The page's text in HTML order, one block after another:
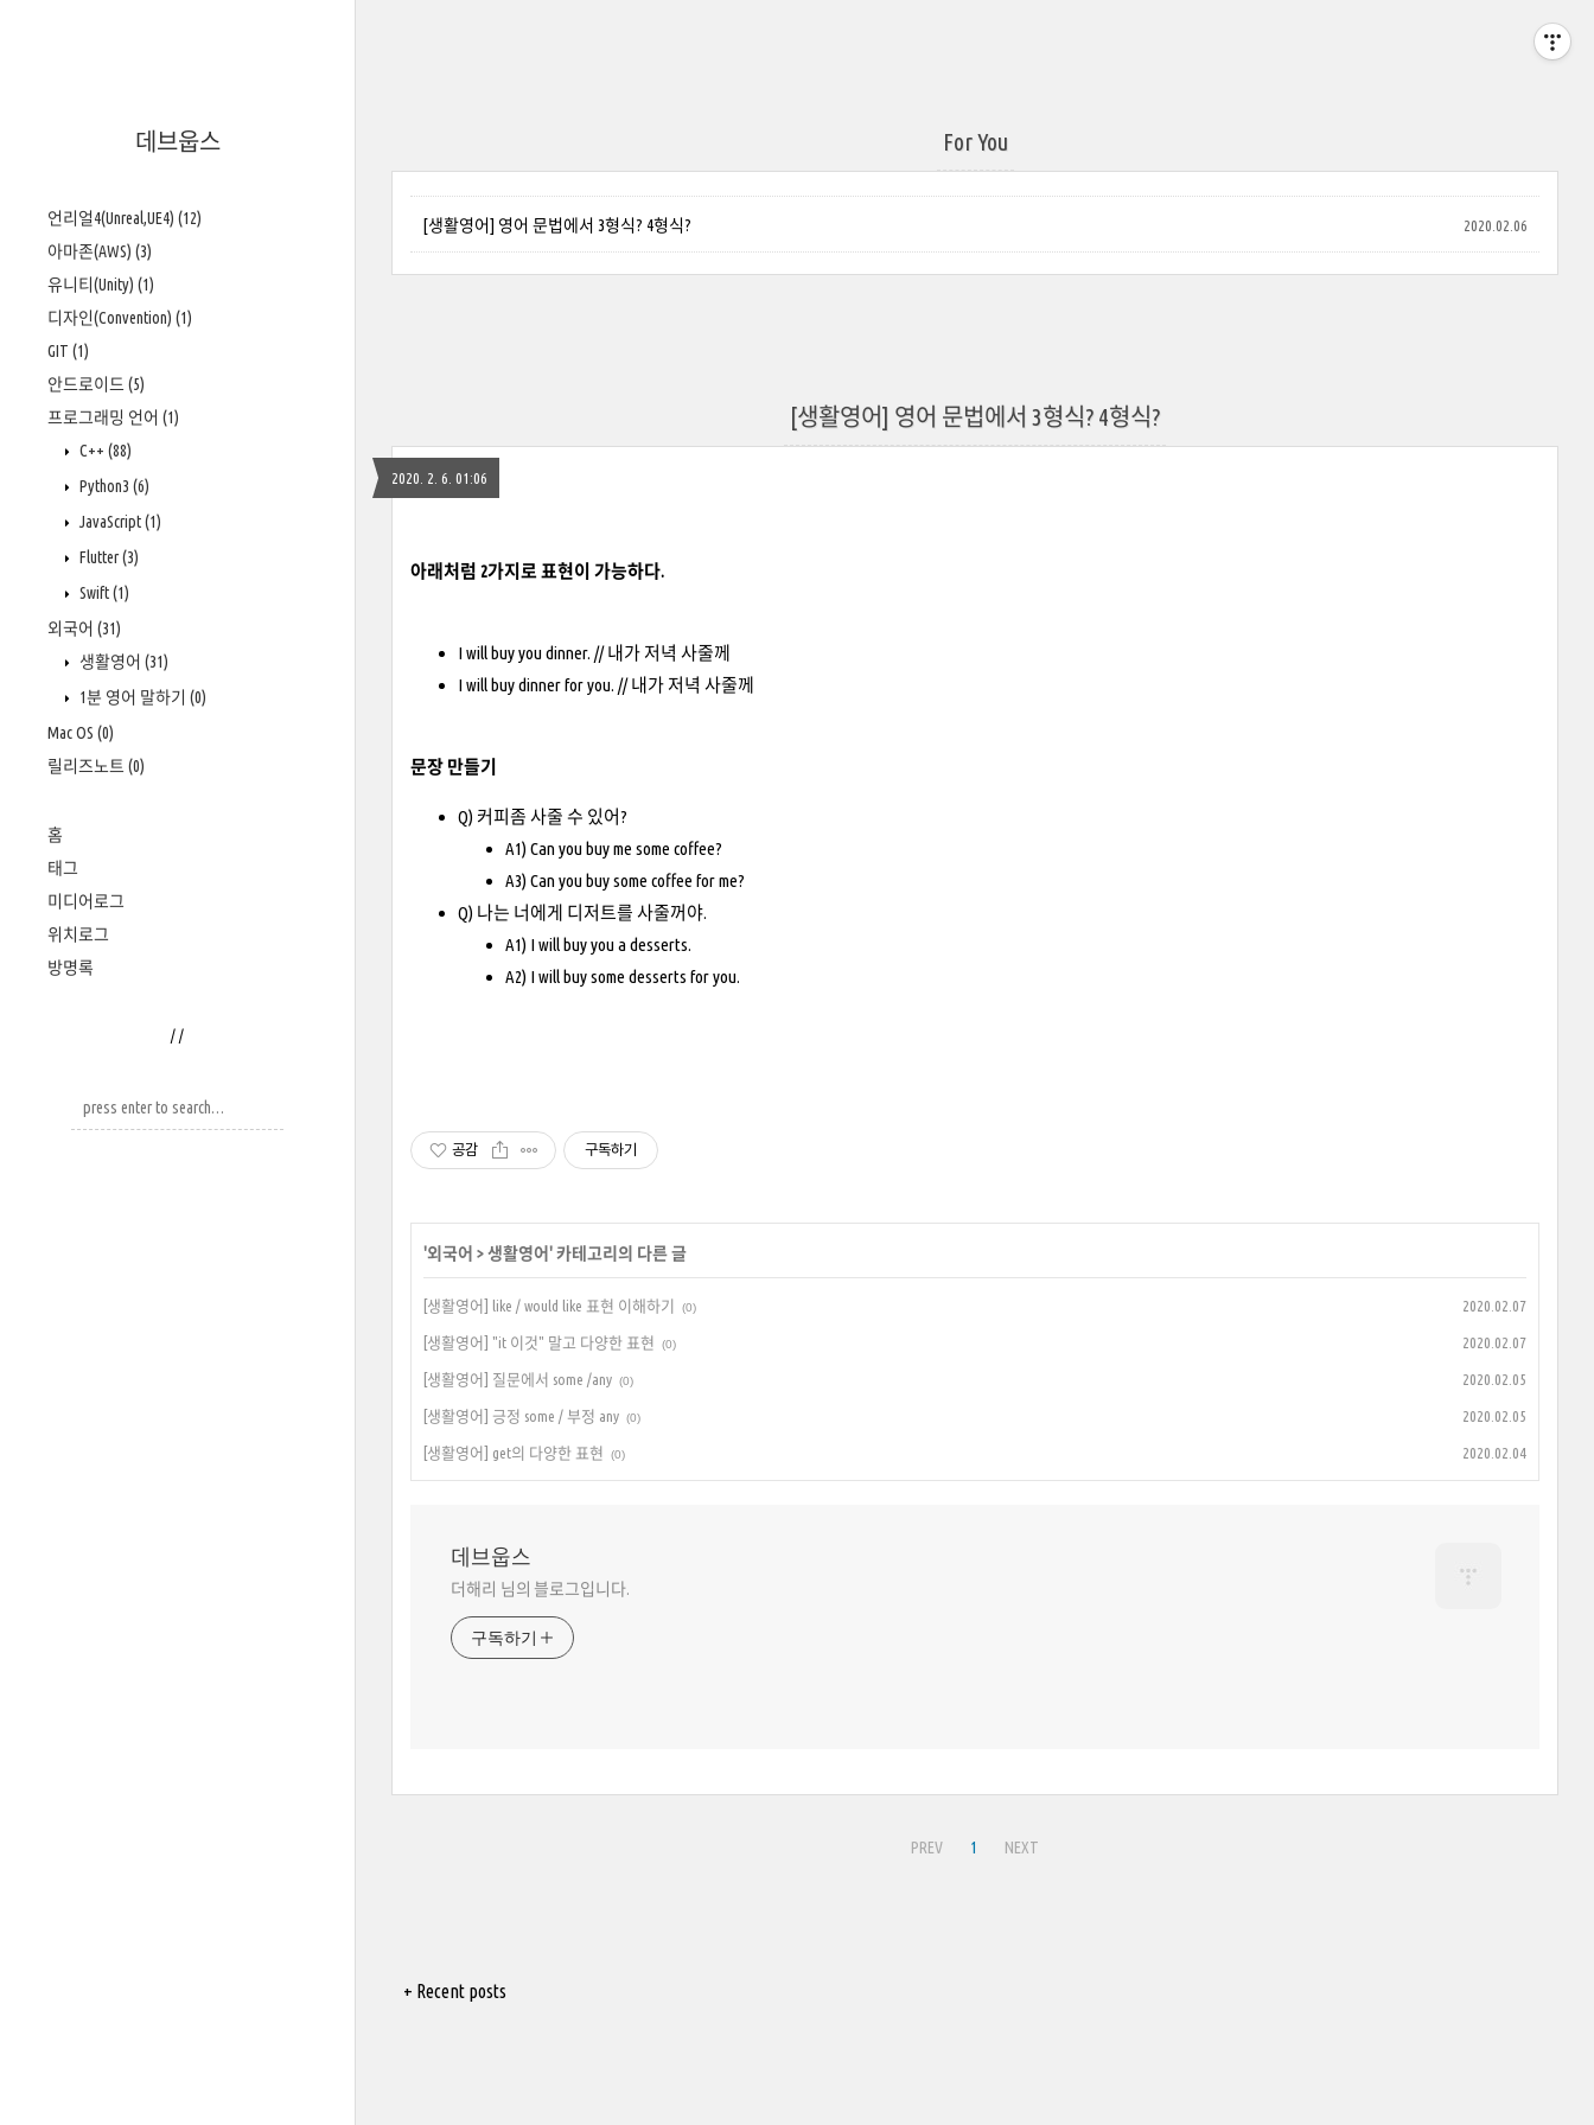
데브웁스
언리얼4(Unreal,UE4) (12)
아마존(AWS) (3)
유니티(Unity) (1)
디자인(Convention) (1)
GIT (1)
안드로이드 (5)
프로그래밍 언어 (1)
C++ (88)
Python3 (6)
JavaScript(1)
Flutter(3)
Swift(1)
외국어 (31)
생활영어 (31)
1분 영어 말하기 (0)
Mac OS (0)
릴리즈노트 (0)
홈
태그
미디어로그
위치로그
방명록
/ /
For You
[생활영어] 영어 문법에서 3형식? 4형식? 2020.02.06
[생활영어] 영어 문법에서 3형식? 4형식?
2020. 2. 6. 01:06
아래처럼 2가지로 표현이 가능하다.
I will buy you dinner. // 내가 저녁 사줄께
I will buy dinner for you. // 내가 저녁 사줄께
문장 만들기
Q) 커피좀 사줄 수 있어?
A1) Can you buy me some coffee?
A3) Can you buy some coffee for me?
Q) 나는 너에게 디저트를 사줄꺼야.
A1) I will buy you a desserts.
A2) I will buy some desserts for you.
공감 구독하기
'외국어 >생활영어' 카테고리의 다른 글
[생활영어] like / would like 표현 이해하기 (0) 2020.02.07
[생활영어] "it 이것" 말고 다양한 표현 (0) 2020.02.07
[생활영어] 질문에서 some /any (0) 2020.02.05
[생활영어] 긍정 some / 부정 any (0) 2020.02.05
[생활영어] get의 다양한 표현 (0) 2020.02.04
데브웁스
더해리 님의 블로그입니다.
구독하기
PREV 1 NEXT
+ Recent posts